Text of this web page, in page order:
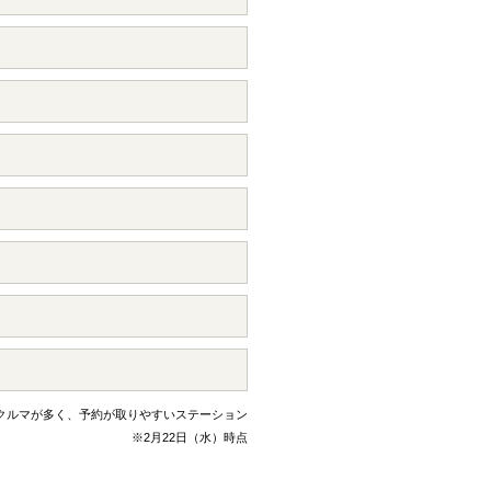
マが多く、予約が取りやすいステーション
※2月22日（水）時点